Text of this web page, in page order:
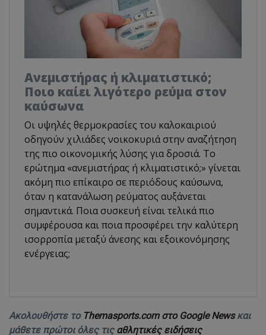
Ανεμιστήρας ή κλιματιστικό;
Ποιο καίει λιγότερο ρεύμα στον
καύσωνα
Οι υψηλές θερμοκρασίες του καλοκαιριού
οδηγούν χιλιάδες νοικοκυριά στην αναζήτηση
της πιο οικονομικής λύσης για δροσιά. Το
ερώτημα «ανεμιστήρας ή κλιματιστικό;» γίνεται
ακόμη πιο επίκαιρο σε περιόδους καύσωνα,
όταν η κατανάλωση ρεύματος αυξάνεται
σημαντικά. Ποια συσκευή είναι τελικά πιο
συμφέρουσα και ποια προσφέρει την καλύτερη
ισορροπία μεταξύ άνεσης και εξοικονόμησης
ενέργειας;
Ακολουθήστε το Themasports.com στο Google Newsκαι
μάθετε πρώτοι όλες τις αθλητικές ειδήσεις